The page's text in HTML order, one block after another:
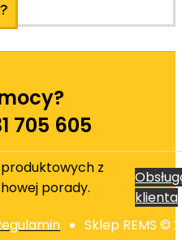
705 605
produktowych z
porady.
klienta
Sklep REMS ©